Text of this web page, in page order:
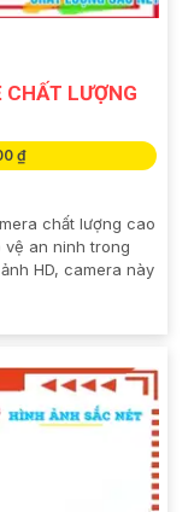
LƯỢNG
₫
chất lượng cao
an ninh trong
HD, camera này